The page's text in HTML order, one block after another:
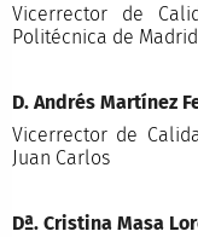
Vicerrector de
Politécnica de Madrid
D. Andrés Martínez
Vicerrector de
Juan Carlos
Dª. Cristina Masa